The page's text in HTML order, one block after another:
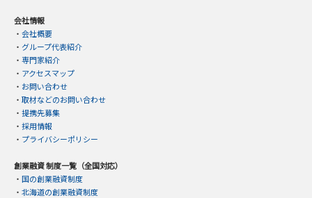
会社情報
・ 会社概要
・ グループ代表紹介
・ 専門家紹介
・ アクセスマップ
・ お問い合わせ
・ 取材などのお問い合わせ
・ 提携先募集
・ 採用情報
・ プライバシーポリシー
創業融資 制度一覧（全国対応）
・ 国の創業融資制度
・ 北海道の創業融資制度